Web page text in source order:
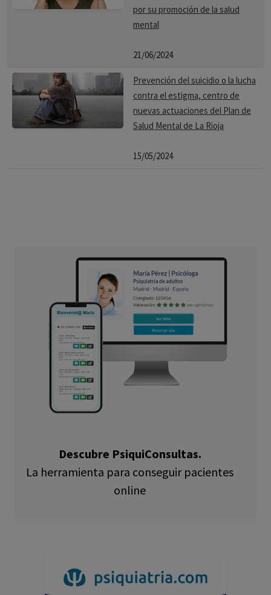
por su promoción de la salud
mental
21/06/2024
Prevención del suicidio o la lucha
contra el estigma, centro de
nuevas actuaciones del Plan de
Salud Mental de La Rioja
15/05/2024
Descubre PsiquiConsultas.
La herramienta para conseguir pacientes
online